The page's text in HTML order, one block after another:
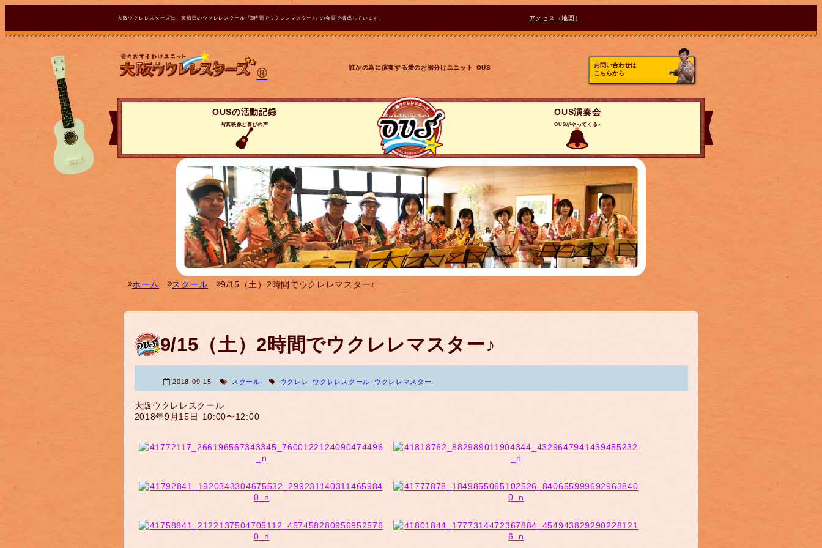
大阪ウクレレスターズは、東梅田のウクレレスクール『2時間でウクレレマスター♪』の会員で構成しています。 アクセス（地図）
® 誰かの為に演奏する愛のお裾分けユニット OUS
お問い合わせは
こちらから
OUSの活動記録
写真映像と喜びの声
OUS演奏会
OUSがやってくる♪
ホーム スクール 9/15（土）2時間でウクレレマスター♪
9/15（土）2時間でウクレレマスター♪
2018-09-15 スクール ウクレレ ウクレレスクール ウクレレマスター
大阪ウクレレスクール
2018年9月15日 10:00〜12:00